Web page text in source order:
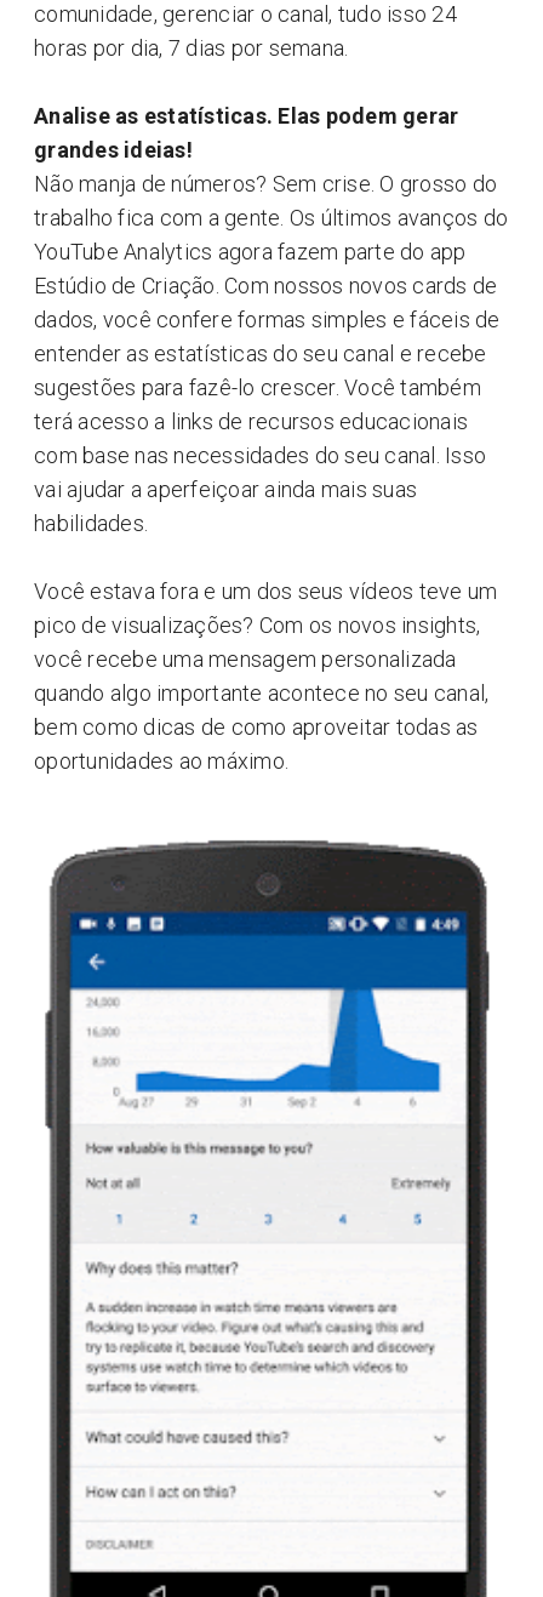
comunidade, gerenciar o canal, tudo isso 24
horas por dia, 7 dias por semana.
Analise as estatísticas. Elas podem gerar
grandes ideias!
Não manja de números? Sem crise. O grosso do
trabalho fica com a gente. Os últimos avanços do
YouTube Analytics agora fazem parte do app
Estúdio de Criação. Com nossos novos cards de
dados, você confere formas simples e fáceis de
entender as estatísticas do seu canal e recebe
sugestões para fazê-lo crescer. Você também
terá acesso a links de recursos educacionais
com base nas necessidades do seu canal. Isso
vai ajudar a aperfeiçoar ainda mais suas
habilidades.
Você estava fora e um dos seus vídeos teve um
pico de visualizações? Com os novos insights,
você recebe uma mensagem personalizada
quando algo importante acontece no seu canal,
bem como dicas de como aproveitar todas as
oportunidades ao máximo.